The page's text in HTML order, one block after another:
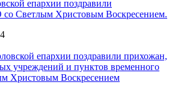
епархии поздравили
Светлым Христовым Воскресением.